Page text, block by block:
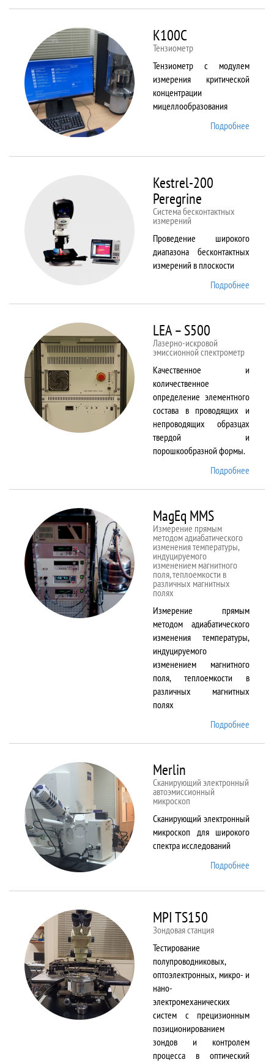
K100C
Тензиометр
Тензиометр с модулем
измерения критической
концентрации
мицеллообразования
Подробнее
Kestrel-200
Peregrine
Система бесконтактных
измерений
Проведение широкого
диапазона бесконтактных
измерений в плоскости
Подробнее
LEA – S500
Лазерно-искровой
эмиссионной спектрометр
Качественное и
количественное
определение элементного
состава в проводящих и
непроводящих образцах
твердой и
порошкообразной формы.
Подробнее
MagEq MMS
Измерение прямым
методом адиабатического
изменения температуры,
индуцируемого
изменением магнитного
поля, теплоемкости в
различных магнитных
полях
Измерение прямым
методом адиабатического
изменения температуры,
индуцируемого
изменением магнитного
поля, теплоемкости в
различных магнитных
полях
Подробнее
Merlin
Сканирующий электронный
автоэмиссионный
микроскоп
Сканирующий электронный
микроскоп для широкого
спектра исследований
Подробнее
MPI TS150
Зондовая станция
Тестирование
полупроводниковых,
оптоэлектронных, микро- и
нано-
электромеханических
систем с прецизионным
позиционированием
зондов и контролем
процесса в оптический